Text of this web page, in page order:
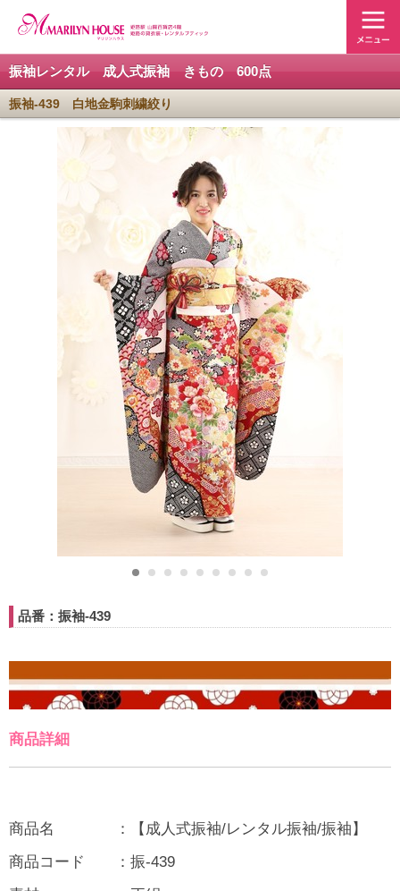
振袖レンタル 成人式振袖 きもの 600点
振袖-439 白地金駒刺繍絞り
品番：振袖-439
商品詳細
商品名 ：【成人式振袖/レンタル振袖/振袖】
商品コード ：振-439